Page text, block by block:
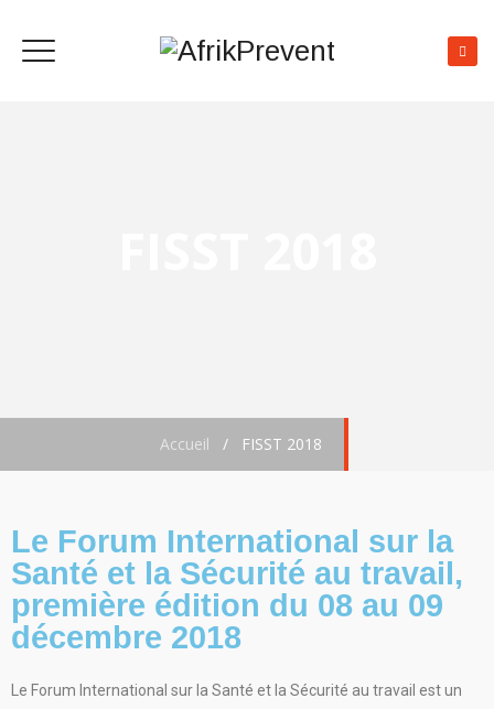
Accueil / FISST 2018
Le Forum International sur la
Santé et la Sécurité au travail,
première édition du 08 au 09
décembre 2018
Le Forum International sur la Santé et la Sécurité au travail est un